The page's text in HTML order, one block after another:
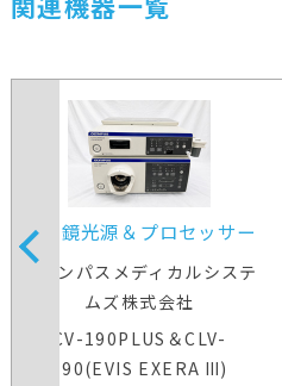
内視鏡光源＆プロセッサー
装置
オリンパスメディカルシステ
ムズ株式会社
CV-190PLUS＆CLV-
190(EVIS EXERA Ⅲ)